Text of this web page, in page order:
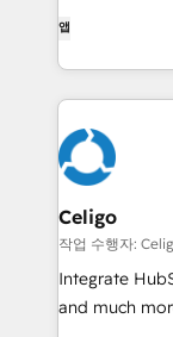
앱
Celigo
작업 수행자:
Integrate
and much